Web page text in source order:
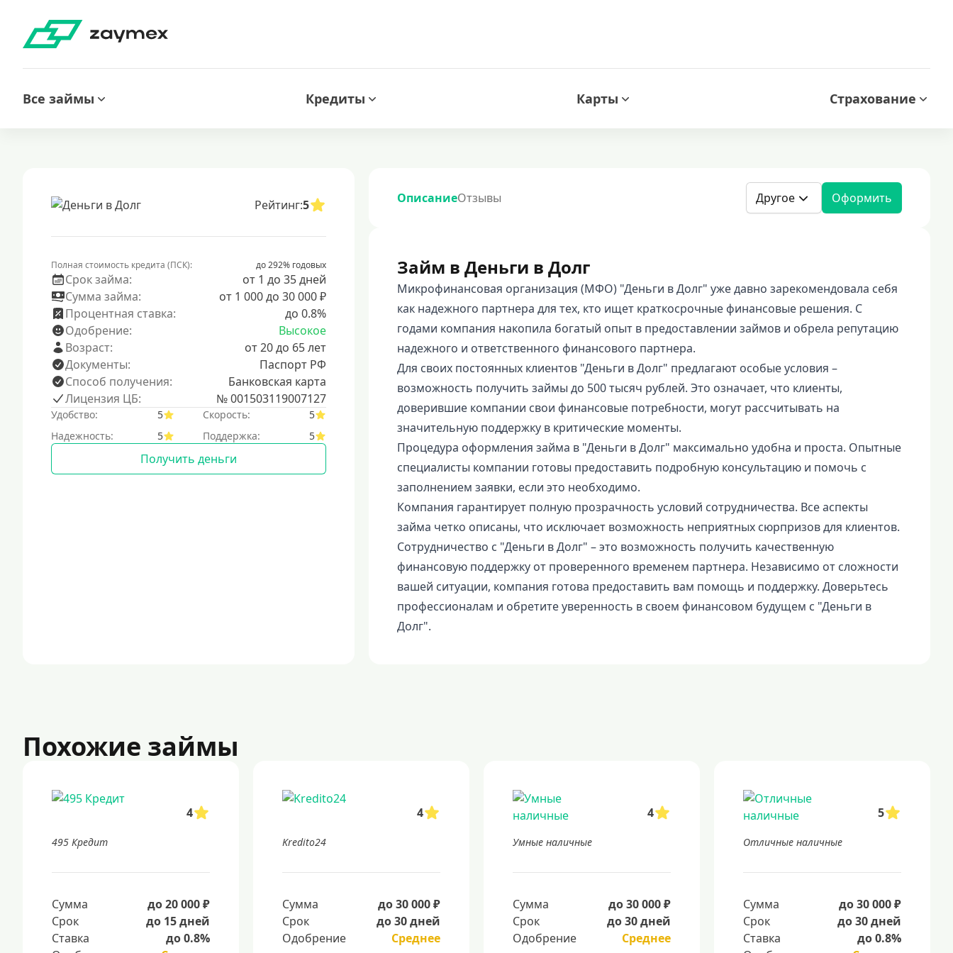
Все займы Кредиты Карты Страхование
Рейтинг:5
Полная стоимость кредита (ПСК): до 292% годовых
Срок займа:
от 1 до 35 дней
Сумма займа:
от 1 000 до 30 000 ₽
Процентная ставка:
до 0.8%
Одобрение:
Высокое
Возраст:
от 20 до 65 лет
Документы:
Паспорт РФ
Способ получения:
Банковская карта
Лицензия ЦБ:
№ 001503119007127
Удобство: 5 Скорость:
5
Надежность:
5 Поддержка: 5
Получить деньги
ОписаниеОтзывы Другое Оформить
Займ в Деньги в Долг
Микрофинансовая организация (МФО) "Деньги в Долг" уже давно зарекомендовала себя
как надежного партнера для тех, кто ищет краткосрочные финансовые решения. С
годами компания накопила богатый опыт в предоставлении займов и обрела репутацию
надежного и ответственного финансового партнера.
Для своих постоянных клиентов "Деньги в Долг" предлагают особые условия –
возможность получить займы до 500 тысяч рублей. Это означает, что клиенты,
доверившие компании свои финансовые потребности, могут рассчитывать на
значительную поддержку в критические моменты.
Процедура оформления займа в "Деньги в Долг" максимально удобна и проста. Опытные
специалисты компании готовы предоставить подробную консультацию и помочь с
заполнением заявки, если это необходимо.
Компания гарантирует полную прозрачность условий сотрудничества. Все аспекты
займа четко описаны, что исключает возможность неприятных сюрпризов для клиентов.
Сотрудничество с "Деньги в Долг" – это возможность получить качественную
финансовую поддержку от проверенного временем партнера. Независимо от сложности
вашей ситуации, компания готова предоставить вам помощь и поддержку. Доверьтесь
профессионалам и обретите уверенность в своем финансовом будущем с "Деньги в
Долг".
Похожие займы
4
495 Кредит
Сумма
до 20 000 ₽
Срок
до 15 дней
Ставка
до 0.8%
4
Kredito24
Сумма
до 30 000 ₽
Срок
до 30 дней
Одобрение
Среднее
4
Умные наличные
Сумма
до 30 000 ₽
Срок
до 30 дней
Одобрение
Среднее
5
Отличные наличные
Сумма
до 30 000 ₽
Срок
до 30 дней
Ставка
до 0.8%